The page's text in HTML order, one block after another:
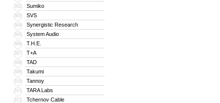
302 Sumiko
303 SVS
304 Synergistic Research
305 System Audio
306 T.H.E.
307 T+A
308 TAD
309 Takumi
310 Tannoy
311 TARA Labs
312 Tchernov Cable